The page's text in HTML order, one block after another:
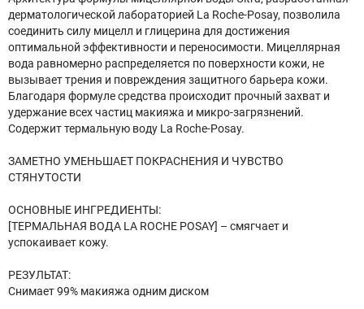
дерматологической лабораторией La Roche-Posay, позволила
соединить силу мицелл и глицерина для достижения
оптимальной эффективности и переносимости. Мицеллярная
вода равномерно распределяется по поверхности кожи, не
вызывает трения и повреждения защитного барьера кожи.
Благодаря формуле средства происходит прочный захват и
удержание всех частиц макияжа и микро-загрязнений.
Содержит термальную воду La Roche-Posay.
ЗАМЕТНО УМЕНЬШАЕТ ПОКРАСНЕНИЯ И ЧУВСТВО
СТЯНУТОСТИ
ОСНОВНЫЕ ИНГРЕДИЕНТЫ:
[ТЕРМАЛЬНАЯ ВОДА LA ROCHE POSAY] – смягчает и
успокаивает кожу.
РЕЗУЛЬТАТ:
Снимает 99% макияжа одним диском